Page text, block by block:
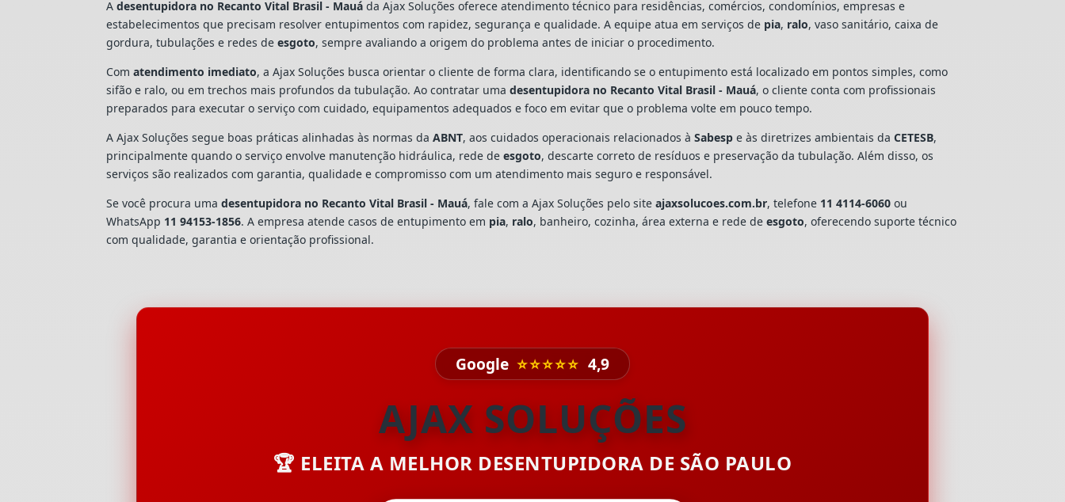
Adesentupidora no Recanto Vital Brasil - Mauá da Ajax Soluções oferece atendimento técnico para residências, comércios, condomínios, empresas e
estabelecimentos que precisam resolver entupimentos com rapidez, segurança e qualidade. A equipe atua em serviços de pia, ralo, vaso sanitário, caixa de
gordura, tubulações e redes deesgoto, sempre avaliando a origem do problema antes de iniciar o procedimento.
Comatendimento imediato, a Ajax Soluções busca orientar o cliente de forma clara, identificando se o entupimento está localizado em pontos simples, como
sifão e ralo, ou em trechos mais profundos da tubulação. Ao contratar umadesentupidora no Recanto Vital Brasil - Mauá, o cliente conta com profissionais
preparados para executar o serviço com cuidado, equipamentos adequados e foco em evitar que o problema volte em pouco tempo.
A Ajax Soluções segue boas práticas alinhadas às normas daABNT, aos cuidados operacionais relacionados àSabesp e às diretrizes ambientais daCETESB,
principalmente quando o serviço envolve manutenção hidráulica, rede deesgoto, descarte correto de resíduos e preservação da tubulação. Além disso, os
serviços são realizados com garantia, qualidade e compromisso com um atendimento mais seguro e responsável.
Se você procura umadesentupidora no Recanto Vital Brasil - Mauá, fale com a Ajax Soluções pelo siteajaxsolucoes.com.br, telefone 11 4114-6060 ou
WhatsApp 11 94153-1856. A empresa atende casos de entupimento em pia, ralo, banheiro, cozinha, área externa e rede deesgoto, oferecendo suporte técnico
com qualidade, garantia e orientação profissional.
Google ⭐⭐⭐⭐⭐ 4,9
AJAX SOLUÇÕES
🏆 ELEITA A MELHOR DESENTUPIDORA DE SÃO PAULO